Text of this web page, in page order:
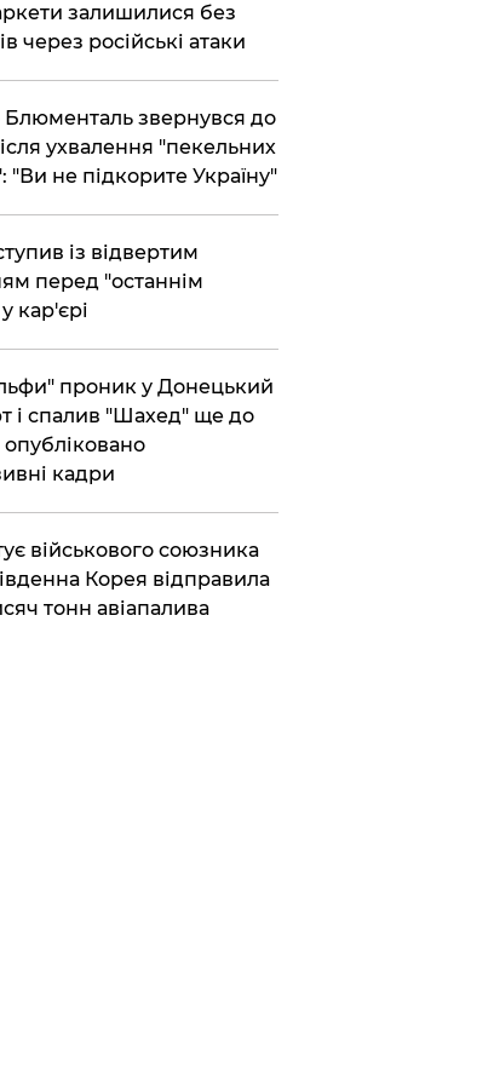
залишилися без
через російські атаки
Блюменталь звернувся до
ухвалення "пекельних
"Ви не підкорите Україну"
із відвертим
перед "останнім
кар'єрі
проник у Донецький
і спалив "Шахед" ще до
опубліковано
кадри
військового союзника
Корея відправила
тонн авіапалива